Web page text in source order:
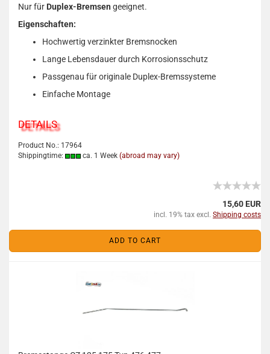
Nur für Duplex-Bremsen geeignet.
Eigenschaften:
Hochwertig verzinkter Bremsnocken
Lange Lebensdauer durch Korrosionsschutz
Passgenau für originale Duplex-Bremssysteme
Einfache Montage
DETAILS
Product No.: 17964
Shippingtime:
ca. 1 Week (abroad may vary)
15,60 EUR
incl. 19% tax excl. Shipping costs
ADD TO CART